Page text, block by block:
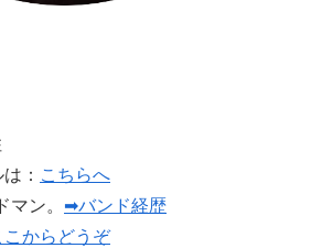
： こちらへ
マン。 ➡バンド経歴
こからどうぞ